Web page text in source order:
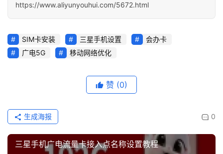
https://www.aliyunyouhui.com/5672.html
SIM卡安装 三星手机设置
会办卡
广电5G
移动网络优化
赞 (0)
0
生成海报
三星手机广电流量卡接入点名称设置教程